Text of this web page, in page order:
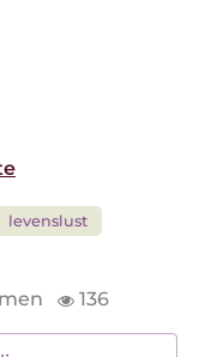
levenslust
136